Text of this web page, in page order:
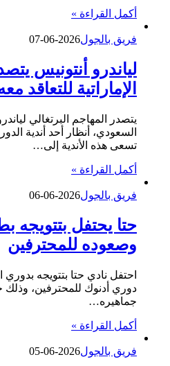
أكمل القراءة »
فريق بالجول2026-06-07
لياندرو أنتونيس
الإماراتية للتعاقد
يتصدر المهاجم البرتغالي
السعودي، أنظار أحد أندية
تسعى هذه الأندية إلى…
أكمل القراءة »
فريق بالجول2026-06-06
حتا يحتفل بتتويجه
وصعوده للمحترفين
احتفل نادي حتا بتتويجه
دوري أدنوك للمحترفين،
جماهيره…
أكمل القراءة »
فريق بالجول2026-06-05